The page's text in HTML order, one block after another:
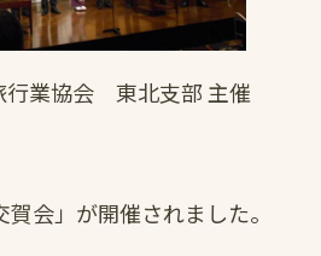
行業協会 東北支部 主催
会」が開催されました。